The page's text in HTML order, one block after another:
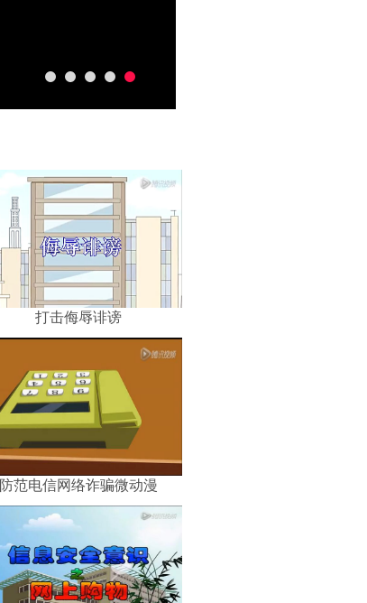
打击侮辱诽谤
防范电信网络诈骗微动漫